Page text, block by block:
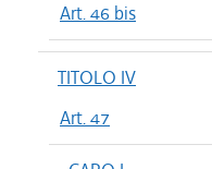
Art. 46 bis
TITOLO IV
Art. 47